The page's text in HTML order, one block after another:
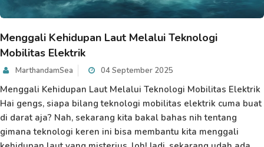
Menggali Kehidupan Laut Melalui Teknologi
Mobilitas Elektrik
MarthandamSea 04 September 2025
Menggali Kehidupan Laut Melalui Teknologi Mobilitas Elektrik
Hai gengs, siapa bilang teknologi mobilitas elektrik cuma buat
di darat aja? Nah, sekarang kita bakal bahas nih tentang
gimana teknologi keren ini bisa membantu kita menggali